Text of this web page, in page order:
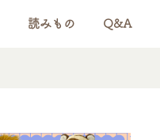
読みもの Q&A